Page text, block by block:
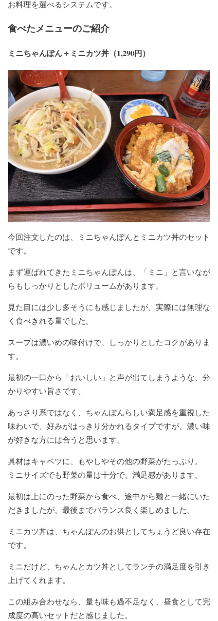
お料理を選べるシステムです。
食べたメニューのご紹介
ミニちゃんぽん＋ミニカツ丼（1,290円）
今回注文したのは、ミニちゃんぽんとミニカツ丼のセット
です。
まず運ばれてきたミニちゃんぽんは、「ミニ」と言いなが
らもしっかりとしたボリュームがあります。
見た目には少し多そうにも感じましたが、実際には無理な
く食べきれる量でした。
スープは濃いめの味付けで、しっかりとしたコクがありま
す。
最初の一口から「おいしい」と声が出てしまうような、分
かりやすい旨さです。
あっさり系ではなく、ちゃんぽんらしい満足感を重視した
味わいで、好みがはっきり分かれるタイプですが、濃い味
が好きな方には合うと思います。
具材はキャベツに、もやしやその他の野菜がたっぷり。
ミニサイズでも野菜の量は十分で、満足感があります。
最初は上にのった野菜から食べ、途中から麺と一緒にいた
だきましたが、最後までバランス良く楽しめました。
ミニカツ丼は、ちゃんぽんのお供としてちょうど良い存在
です。
ミニだけど、ちゃんとカツ丼としてランチの満足度を引き
上げてくれます。
この組み合わせなら、量も味も過不足なく、昼食として完
成度の高いセットだと感じました。